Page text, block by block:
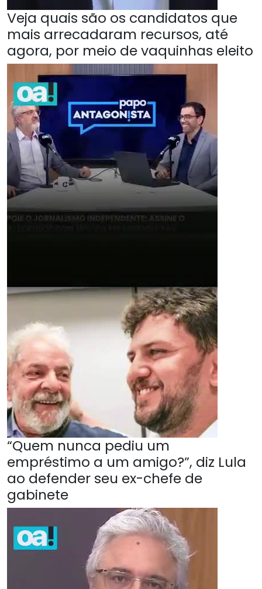
Veja quais são os candidatos que
mais arrecadaram recursos, até
agora, por meio de vaquinhas eleito
“Quem nunca pediu um
empréstimo a um amigo?”, diz Lula
ao defender seu ex-chefe de
gabinete